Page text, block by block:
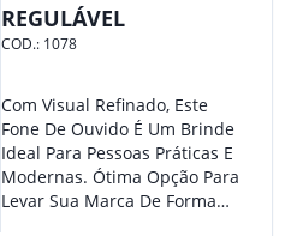
REGULÁVEL
COD.: 1078
Com Visual Refinado, Este
Fone De Ouvido É Um Brinde
Ideal Para Pessoas Práticas E
Modernas. Ótima Opção Para
Levar Sua Marca De Forma